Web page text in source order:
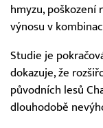
hmyzu, poškození
výnosu v
Studie je
dokazuje, že
původních lesů
dlouhodobě